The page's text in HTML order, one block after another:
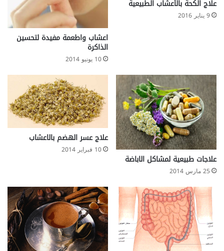
ا
د
F
i
v
e
r
علاج الكحة بالأعشاب الطبيعية
9 يناير 2016
اعشاب واطعمة مفيدة لتحسين
الذاكرة
10 يونيو 2014
علاجات طبيعية لمشاكل الاباضة
25 مارس 2014
علاج عسر الهضم بالاعشاب
10 فبراير 2014